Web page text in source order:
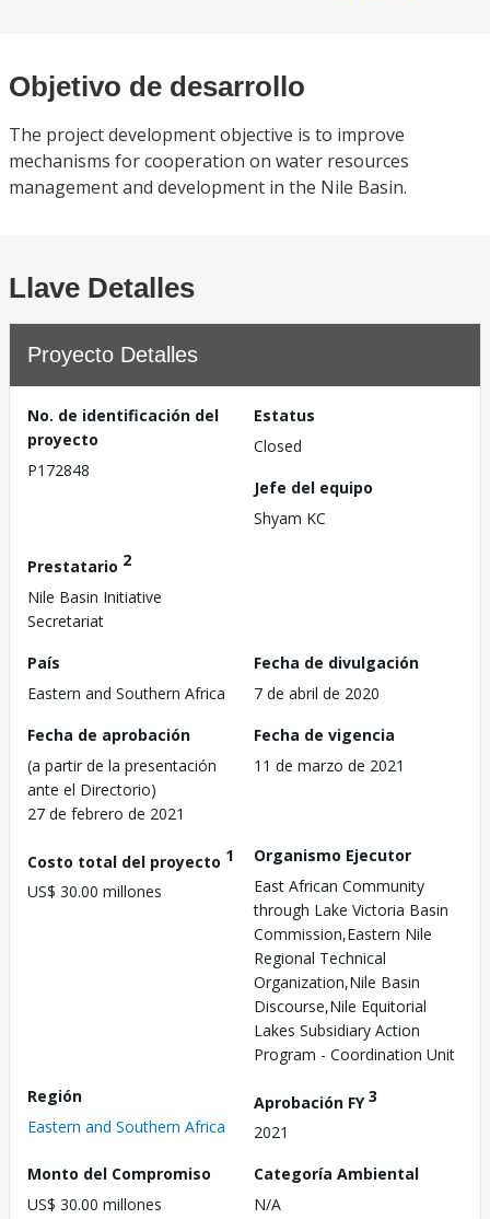
Objetivo de desarrollo
The project development objective is to improve
mechanisms for cooperation on water resources
management and development in the Nile Basin.
Llave Detalles
Proyecto Detalles
No. de identificación del
proyecto
P172848
Estatus
Closed
Jefe del equipo
Shyam KC
Prestatario 2
Nile Basin Initiative
Secretariat
País
Eastern and Southern Africa
Fecha de divulgación
7 de abril de 2020
Fecha de aprobación
(a partir de la presentación
ante el Directorio)
27 de febrero de 2021
Fecha de vigencia
11 de marzo de 2021
Costo total del proyecto 1
US$ 30.00 millones
Organismo Ejecutor
East African Community
through Lake Victoria Basin
Commission,Eastern Nile
Regional Technical
Organization,Nile Basin
Discourse,Nile Equitorial
Lakes Subsidiary Action
Program - Coordination Unit
Región
Eastern and Southern Africa
Aprobación FY3
2021
Monto del Compromiso
US$ 30.00 millones
Categoría Ambiental
N/A